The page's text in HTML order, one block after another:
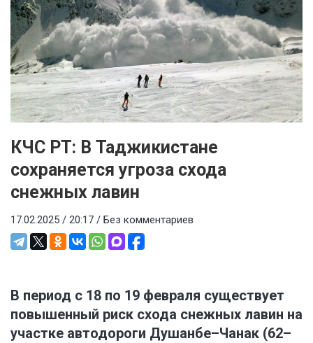
КЧС РТ: В Таджикистане
сохраняется угроза схода
снежных лавин
17.02.2025 / 20:17 / Без комментариев
В период с 18 по 19 февраля существует
повышенный риск схода снежных лавин на
участке автодороги Душанбе–Чанак (62–